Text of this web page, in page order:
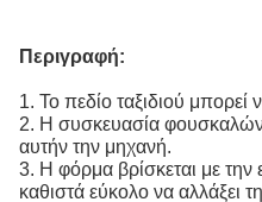
Περιγραφή:
1. Το πεδίο ταξιδιού μπορεί
2. Η συσκευασία φουσκαλών
αυτήν την μηχανή.
3. Η φόρμα βρίσκεται με την
καθιστά εύκολο να αλλάξει